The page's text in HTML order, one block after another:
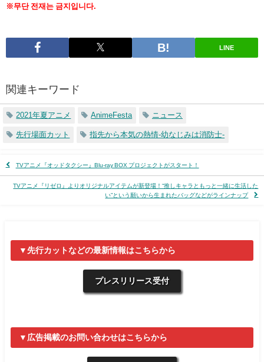
※무단 전재는 금지입니다.
LINE
関連キーワード
2021年夏アニメ ​AnimeFesta ニュース
先行場面カット 指先から本気の熱情-幼なじみは消防士-
TVアニメ『オッドタクシー』Blu-ray BOX プロジェクトがスタート！
TVアニメ『リゼロ』よりオリジナルアイテムが新登場！“推しキャラともっと一緒に生活した
い”という願いから生まれたバッグなどがラインナップ
▼先行カットなどの最新情報はこちらから
プレスリリース受付
▼広告掲載のお問い合わせはこちらから